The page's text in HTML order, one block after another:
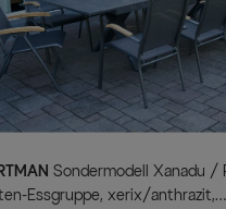
Essgruppe, xerix/anthrazit,